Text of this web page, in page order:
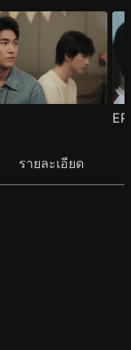
รายละเอียด